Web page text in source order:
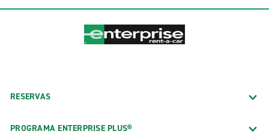
RESERVAS
PROGRAMA ENTERPRISE PLUS®